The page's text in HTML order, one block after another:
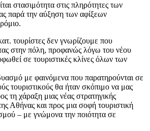
στασιμότητα στις πληρότητες των
παρά την αύξηση των αφίξεων
τουρίστες δεν γνωρίζουμε που
στην πόλη, προφανώς λόγω του νέου
σε τουριστικές κλίνες όλων των
με φαινόμενα που παρατηρούνται σε
τουριστικούς θα ήταν σκόπιμο να μας
τη χάραξη μιας νέας στρατηγικής
Αθήνας και προς μια σοφή τουριστική
– με γνώμονα την ποιότητα σε